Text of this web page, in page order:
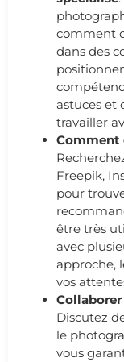
comment
dans des
astuces et
travailler
Comment
Freepik,
pour
être très
avec
approche,
vos
Discutez
le
vous